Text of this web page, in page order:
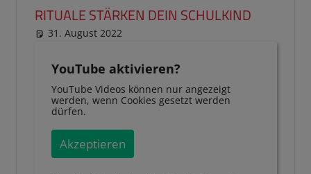
RITUALE STÄRKEN DEIN SCHULKIND
31. August 2022
YouTube aktivieren?
YouTube Videos können nur angezeigt
werden, wenn Cookies gesetzt werden
dürfen.
Akzeptieren